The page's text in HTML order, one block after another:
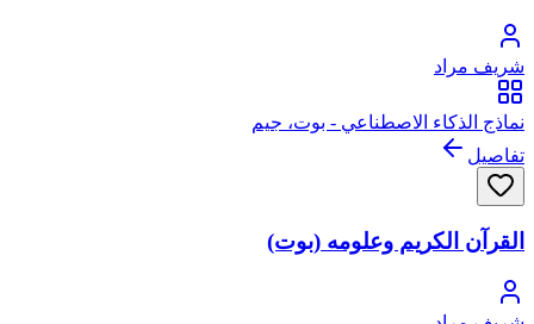
شريف مراد
نماذج الذكاء الاصطناعي - بوت، جيم
تفاصيل
القرآن الكريم وعلومه (بوت)